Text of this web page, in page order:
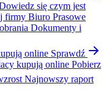
się czym jest
firmy Biuro Prasowe
Dokumenty i
online Sprawdź
kupują online Pobierz
Najnowszy raport